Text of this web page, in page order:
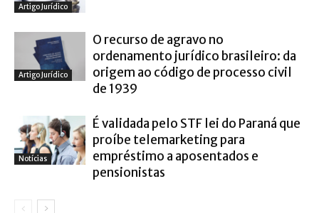
Artigo Jurídico
Artigo Jurídico
O recurso de agravo no
ordenamento jurídico brasileiro: da
origem ao código de processo civil
de 1939
Notícias
É validada pelo STF lei do Paraná que
proíbe telemarketing para
empréstimo a aposentados e
pensionistas